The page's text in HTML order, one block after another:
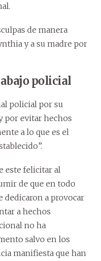
de manera
y a su madre por
policial
policial por su
por evitar hechos
a lo que es el
este felicitar al
de que en todo
dedicaron a provocar
a hechos
no ha
salvo en los
manifiesta que han